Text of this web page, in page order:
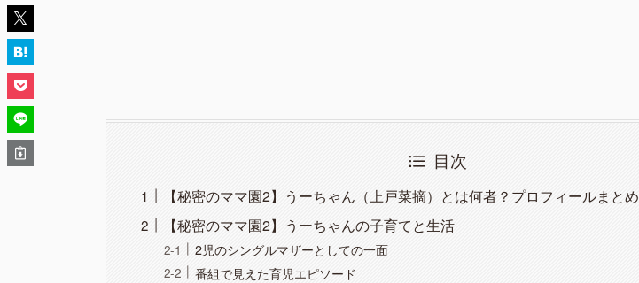
目次
【秘密のママ園2】うーちゃん（上戸菜摘）とは何者？プロフィールまとめ
【秘密のママ園2】うーちゃんの子育てと生活
2児のシングルマザーとしての一面
番組で見えた育児エピソード